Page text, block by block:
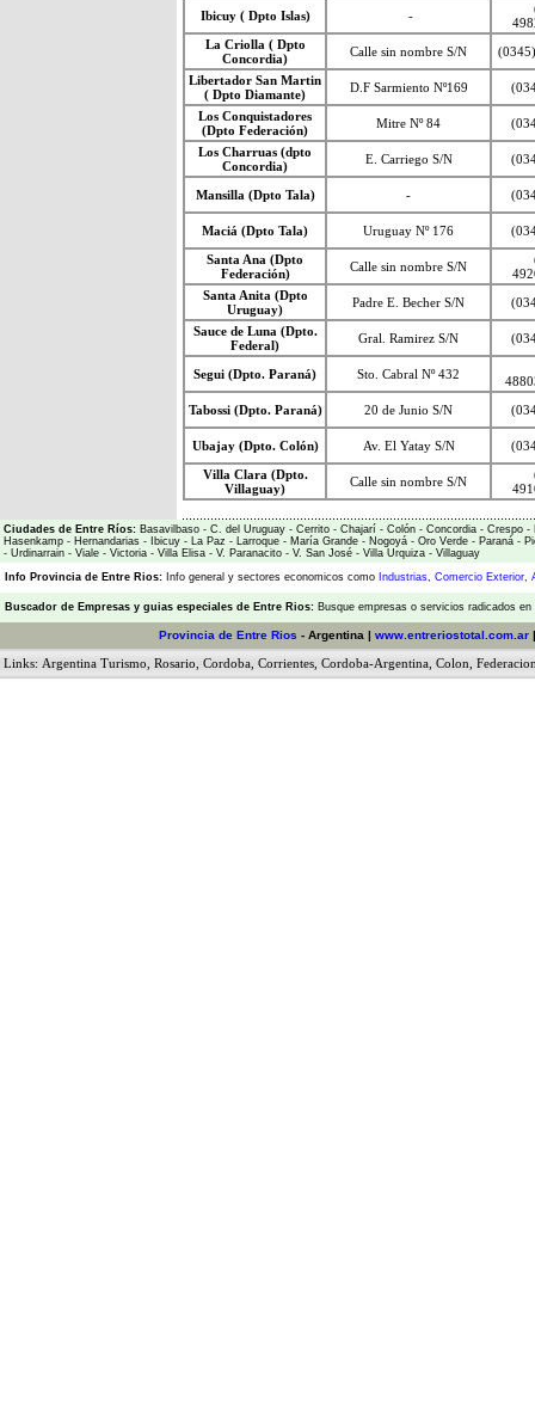
Ibicuy ( Dpto Islas)
-
La Criolla ( Dpto
Concordia)
Calle sin nombre S/N
Libertador San Martin
( Dpto Diamante)
D.F Sarmiento Nº169
Los Conquistadores
(Dpto Federación)
Mitre Nº 84
Los Charruas (dpto
Concordia)
E. Carriego S/N
Mansilla (Dpto Tala) -
Maciá (Dpto Tala) Uruguay Nº 176
Santa Ana (Dpto
Federación)
Calle sin nombre S/N
Santa Anita (Dpto
Uruguay)
Padre E. Becher S/N
Sauce de Luna (Dpto.
Federal)
Gral. Ramirez S/N
Segui (Dpto. Paraná) Sto. Cabral Nº 432
Tabossi (Dpto. Paraná)
20 de Junio S/N
Ubajay (Dpto. Colón) Av. El Yatay S/N
Villa Clara (Dpto.
Villaguay)
Calle sin nombre S/N
Ciudades de Entre Ríos: Basavilbaso - C. del Uruguay - Cerrito - Chajarí - Colón - Concordia - Crespo -
Hasenkamp - Hernandarias - Ibicuy - La Paz - Larroque - María Grande - Nogoyá - Oro Verde - Paraná -
- Urdinarrain - Viale - Victoria - Villa Elisa - V. Paranacito - V. San José - Villa Urquiza - Villaguay
Info Provincia de Entre Rios: Info general y sectores economicos como Industrias, Comercio Exterior,
Buscador de Empresas y guias especiales de Entre Rios: Busque empresas o servicios radicados
Provincia de Entre Rios - Argentina | www.entreriostotal.com.ar
Links: Argentina Turismo Rosario Cordoba Corrientes Cordoba-Argentina Colon